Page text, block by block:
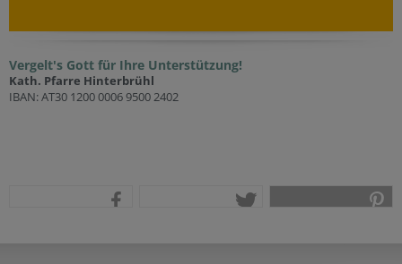
Vergelt's Gott für Ihre Unterstützung!
Kath. Pfarre Hinterbrühl
IBAN: AT30 1200 0006 9500 2402